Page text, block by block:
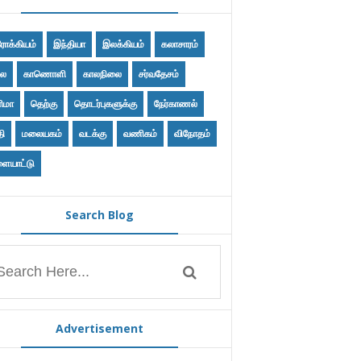
இந்தியா இலக்கியம் கலாசாரம்
காணொளி காலநிலை சர்வதேசம்
தெற்கு தொடர்புகளுக்கு நேர்காணல்
மலையகம் வடக்கு வணிகம் விநோதம்
Search Blog
Advertisement